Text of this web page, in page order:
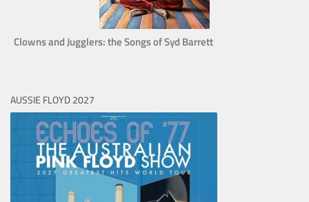
Clowns and Jugglers: the Songs of Syd Barrett
AUSSIE FLOYD 2027